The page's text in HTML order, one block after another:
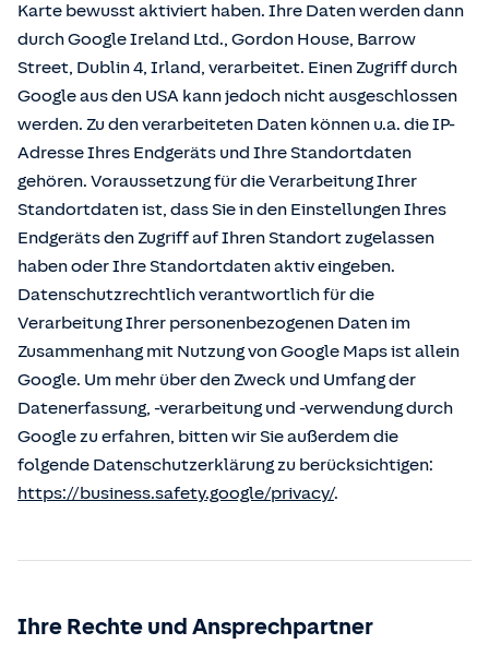
Karte bewusst aktiviert haben. Ihre Daten werden dann
durch Google Ireland Ltd., Gordon House, Barrow
Street, Dublin 4, Irland, verarbeitet. Einen Zugriff durch
Google aus den USA kann jedoch nicht ausgeschlossen
werden. Zu den verarbeiteten Daten können u.a. die IP-
Adresse Ihres Endgeräts und Ihre Standortdaten
gehören. Voraussetzung für die Verarbeitung Ihrer
Standortdaten ist, dass Sie in den Einstellungen Ihres
Endgeräts den Zugriff auf Ihren Standort zugelassen
haben oder Ihre Standortdaten aktiv eingeben.
Datenschutzrechtlich verantwortlich für die
Verarbeitung Ihrer personenbezogenen Daten im
Zusammenhang mit Nutzung von Google Maps ist allein
Google. Um mehr über den Zweck und Umfang der
Datenerfassung, -verarbeitung und -verwendung durch
Google zu erfahren, bitten wir Sie außerdem die
folgende Datenschutzerklärung zu berücksichtigen:
https://business.safety.google/privacy/.
Ihre Rechte und Ansprechpartner